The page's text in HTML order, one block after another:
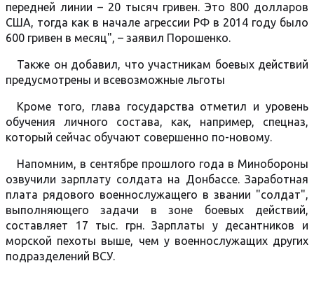
передней линии – 20 тысяч гривен. Это 800 долларов
США, тогда как в начале агрессии РФ в 2014 году было
600 гривен в месяц", – заявил Порошенко.
Также он добавил, что участникам боевых действий
предусмотрены и всевозможные льготы
Кроме того, глава государства отметил и уровень
обучения личного состава, как, например, спецназ,
который сейчас обучают совершенно по-новому.
Напомним, в сентябре прошлого года в Минобороны
озвучили зарплату солдата на Донбассе. Заработная
плата рядового военнослужащего в звании "солдат",
выполняющего задачи в зоне боевых действий,
составляет 17 тыс. грн. Зарплаты у десантников и
морской пехоты выше, чем у военнослужащих других
подразделений ВСУ.